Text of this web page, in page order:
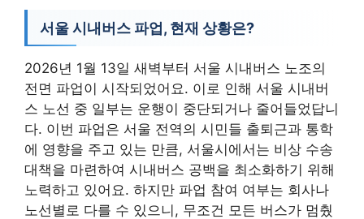
서울 시내버스 파업, 현재 상황은?
2026년 1월 13일 새벽부터 서울 시내버스 노조의
전면 파업이 시작되었어요. 이로 인해 서울 시내버
스 노선 중 일부는 운행이 중단되거나 줄어들었답니
다. 이번 파업은 서울 전역의 시민들 출퇴근과 통학
에 영향을 주고 있는 만큼, 서울시에서는 비상 수송
대책을 마련하여 시내버스 공백을 최소화하기 위해
노력하고 있어요. 하지만 파업 참여 여부는 회사나
노선별로 다를 수 있으니, 무조건 모든 버스가 멈췄